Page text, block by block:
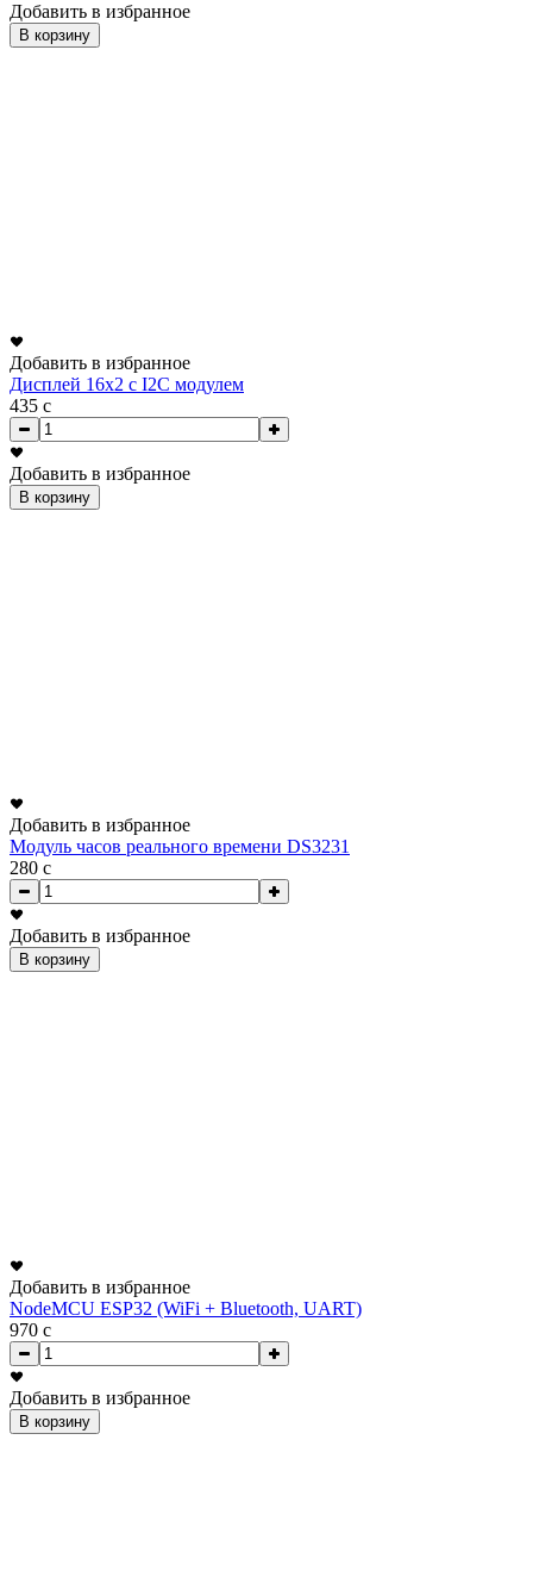
Добавить в избранное
В корзину
Добавить в избранное
Дисплей 16x2 с I2C модулем
435 c
Добавить в избранное
В корзину
Добавить в избранное
Модуль часов реального времени DS3231
280 c
Добавить в избранное
В корзину
Добавить в избранное
NodeMCU ESP32 (WiFi + Bluetooth, UART)
970 c
Добавить в избранное
В корзину